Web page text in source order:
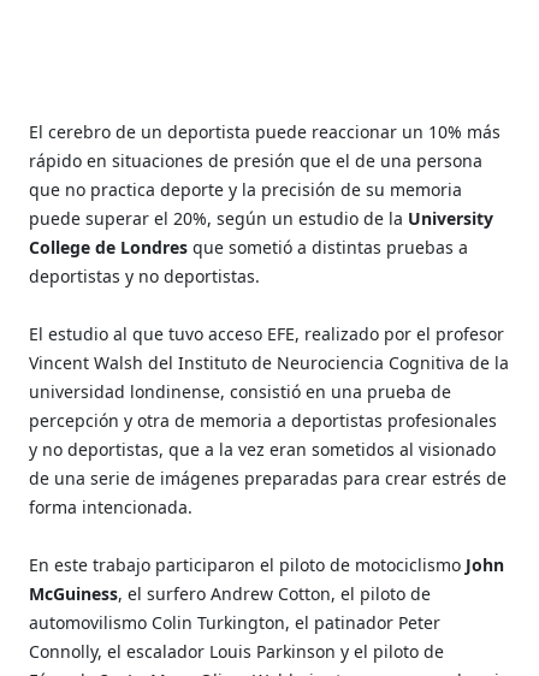
El cerebro de un deportista puede reaccionar un 10% más
rápido en situaciones de presión que el de una persona
que no practica deporte y la precisión de su memoria
puede superar el 20%, según un estudio de la University
College de Londresque sometió a distintas pruebas a
deportistas y no deportistas.
El estudio al que tuvo acceso EFE, realizado por el profesor
Vincent Walsh del Instituto de Neurociencia Cognitiva de la
universidad londinense, consistió en una prueba de
percepción y otra de memoria a deportistas profesionales
y no deportistas, que a la vez eran sometidos al visionado
de una serie de imágenes preparadas para crear estrés de
forma intencionada.
En este trabajo participaron el piloto de motociclismo John
McGuiness, el surfero Andrew Cotton, el piloto de
automovilismo Colin Turkington, el patinador Peter
Connolly, el escalador Louis Parkinson y el piloto de